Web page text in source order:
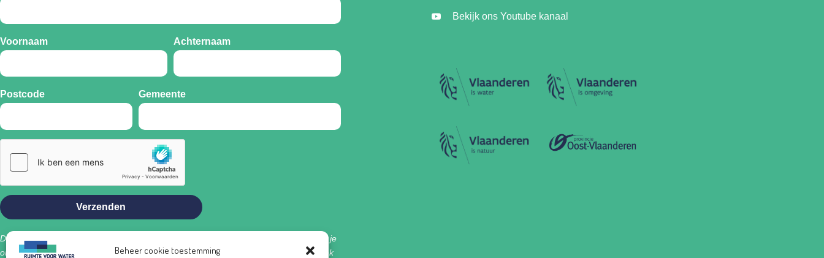
Beheer cookie toestemming
Voornaam Achternaam
Postcode Gemeente
Verzenden
Door je in te schrijven op de nieuwsbrief van Ruimte voor Water – Dendervallei, geef je
ons de toestemming om je te informeren over het laatste nieuws over het project. Ook
Bekijk ons Youtube kanaal